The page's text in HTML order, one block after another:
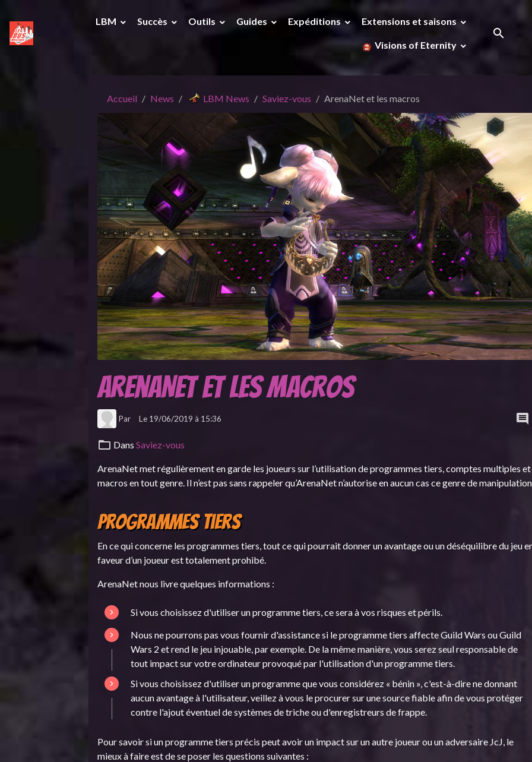
LBM Succès Outils Guides Expéditions Extensions et saisons
Visions of Eternity
Accueil News LBM News Saviez-vous ArenaNet et les macros
ArenaNet et les macros
Par Le 19/06/2019 à 15:36
DansSaviez-vous
ArenaNet met régulièrement en garde les joueurs sur l’utilisation de programmes tiers, comptes multiples et
macros en tout genre. Il n’est pas sans rappeler qu’ArenaNet n’autorise en aucun cas ce genre de
Programmes tiers
En ce qui concerne les programmes tiers, tout ce qui pourrait donner un avantage ou un déséquilibre du jeu
faveur d’un joueur est totalement prohibé.
ArenaNet nous livre quelques informations :
Si vous choisissez d'utiliser un programme tiers, ce sera à vos risques et périls.
Nous ne pourrons pas vous fournir d'assistance si le programme tiers affecte Guild Wars ou Guild
Wars 2 et rend le jeu injouable, par exemple. De la même manière, vous serez seul responsable de
tout impact sur votre ordinateur provoqué par l'utilisation d'un programme tiers.
Si vous choisissez d'utiliser un programme que vous considérez « bénin », c'est-à-dire ne donnant
aucun avantage à l'utilisateur, veillez à vous le procurer sur une source fiable afin de vous protéger
contre l'ajout éventuel de systèmes de triche ou d'enregistreurs de frappe.
Pour savoir si un programme tiers précis peut avoir un impact sur un autre joueur ou un adversaire JcJ, le
mieux à faire est de se poser les questions suivantes :